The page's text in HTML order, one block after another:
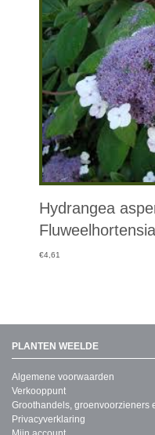
Hydrangea
Fluweelhortensia
€4,61
PLANTEN WEELDE
Algemene voorwaarden
Verkooppunt
Groothandels, groenvoorzieners
Privacyverklaring